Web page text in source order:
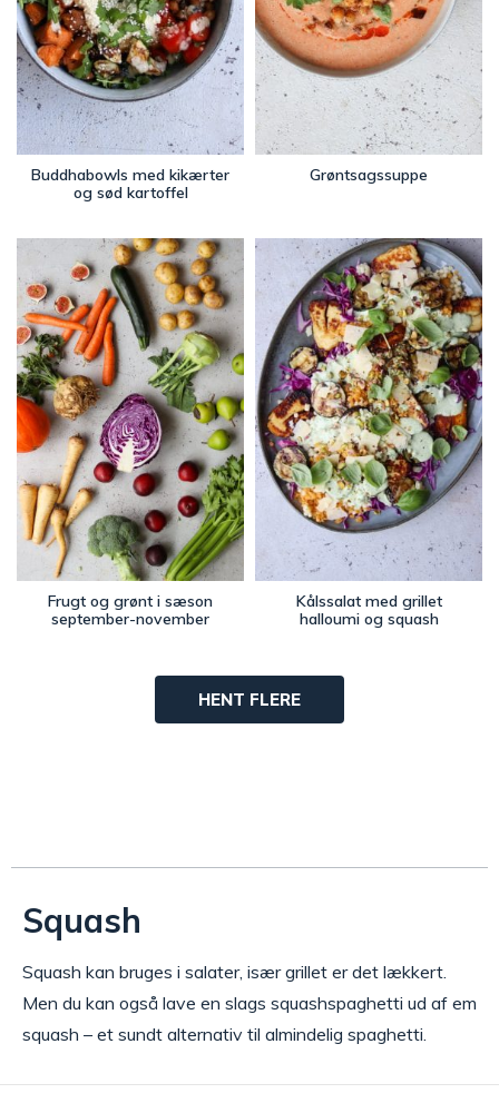
Buddhabowls med kikærter
og sød kartoffel
Grøntsagssuppe
Frugt og grønt i sæson
september-november
Kålssalat med grillet
halloumi og squash
HENT FLERE
Squash
Squash kan bruges i salater, især grillet er det lækkert.
Men du kan også lave en slags squashspaghetti ud af em
squash – et sundt alternativ til almindelig spaghetti.